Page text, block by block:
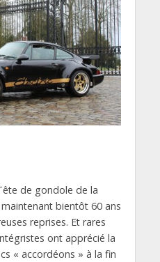
de gondole de la
bientôt 60 ans
reprises. Et rares
ont apprécié la
« accordéons » à la fin